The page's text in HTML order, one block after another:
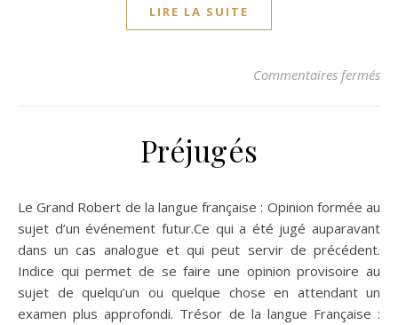
LIRE LA SUITE
Commentaires fermés
Préjugés
Le Grand Robert de la langue française : Opinion formée au
sujet d’un événement futur.Ce qui a été jugé auparavant
dans un cas analogue et qui peut servir de précédent.
Indice qui permet de se faire une opinion provisoire au
sujet de quelqu’un ou quelque chose en attendant un
examen plus approfondi. Trésor de la langue Française :